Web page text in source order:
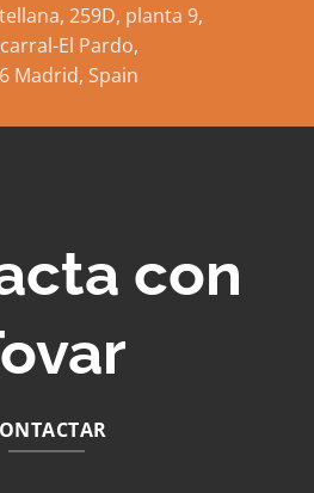
259D, planta 9,
El Pardo,
Madrid, Spain
con